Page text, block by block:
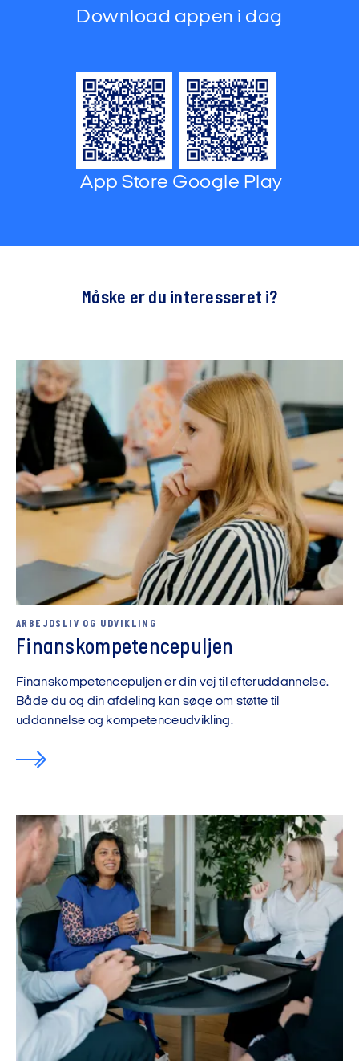
Download appen i dag
App Store Google Play
Måske er du interesseret i?
ARBEJDSLIV OG UDVIKLING
Finanskompetencepuljen
Finanskompetencepuljen er din vej til efteruddannelse.
Både du og din afdeling kan søge om støtte til
uddannelse og kompetenceudvikling.